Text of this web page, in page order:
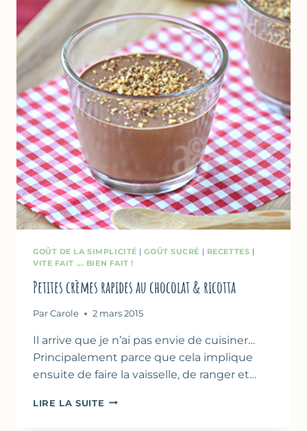
GOÛT DE LA SIMPLICITÉ |GOÛT SUCRÉ | RECETTES |
VITE FAIT ... BIEN FAIT !
Petites crèmes rapides au chocolat & ricotta
Par Carole 2 mars 2015
Il arrive que je n’ai pas envie de cuisiner…
Principalement parce que cela implique
ensuite de faire la vaisselle, de ranger et…
LIRE LA SUITE PETITES